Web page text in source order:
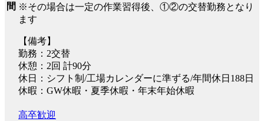
間 ※その場合は一定の作業習得後、①②の交替勤務となり
ます
【備考】
勤務：2交替
休憩：2回 計90分
休日：シフト制/工場カレンダーに準ずる/年間休日188日
休暇：GW休暇・夏季休暇・年末年始休暇
高卒歓迎